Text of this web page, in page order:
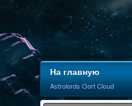
На главную
Astrolords Oort Cloud